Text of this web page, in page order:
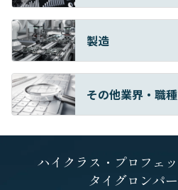
製造
その他業界・職種
ハイクラス・プロフェ
タイグロンパ